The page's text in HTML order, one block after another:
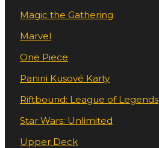
Magic the Gathering
Marvel
One Piece
Panini Kusové Karty
Riftbound: League of Legends
Star Wars: Unlimited
Upper Deck